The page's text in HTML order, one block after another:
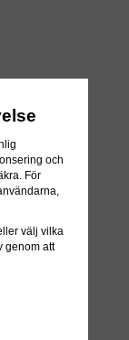
och
För
välj vilka
genom att